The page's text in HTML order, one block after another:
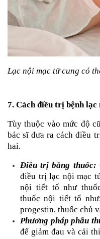
Lạc nội mạc tử cung có
7. Cách điều trị bệnh lạc
Tùy thuộc vào mức độ
bác sĩ đưa ra cách điều
hai.
Điều trị bằng thuốc:
điều trị lạc nội mạc
nội tiết tố như
thuốc nội tiết tố
progestin, thuốc chủ
Phương pháp phẫu
để giảm đau và cải